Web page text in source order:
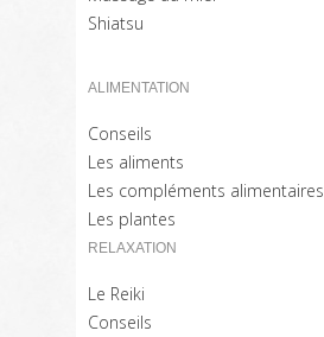
Shiatsu
ALIMENTATION
Conseils
Les aliments
Les compléments alimentaires
Les plantes
RELAXATION
Le Reiki
Conseils